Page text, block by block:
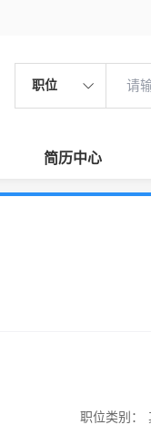
职位
简历中心
职位类别：